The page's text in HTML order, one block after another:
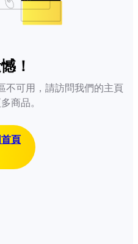
！
不可用，請訪問我們的主頁
商品。
頁